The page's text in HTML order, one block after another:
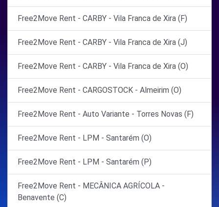
Free2Move Rent - CARBY - Vila Franca de Xira (F)
Free2Move Rent - CARBY - Vila Franca de Xira (J)
Free2Move Rent - CARBY - Vila Franca de Xira (O)
Free2Move Rent - CARGOSTOCK - Almeirim (O)
Free2Move Rent - Auto Variante - Torres Novas (F)
Free2Move Rent - LPM - Santarém (O)
Free2Move Rent - LPM - Santarém (P)
Free2Move Rent - MECÂNICA AGRÍCOLA -
Benavente (C)